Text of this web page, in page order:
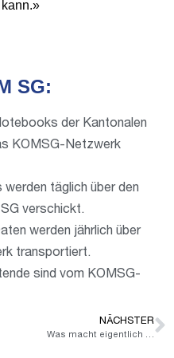
SG:
der Kantonalen
KOMSG-Netzwerk
täglich über den
verschickt.
werden jährlich über
transportiert.
sind vom KOMSG-
NÄCHSTER
Was macht eigentlich …